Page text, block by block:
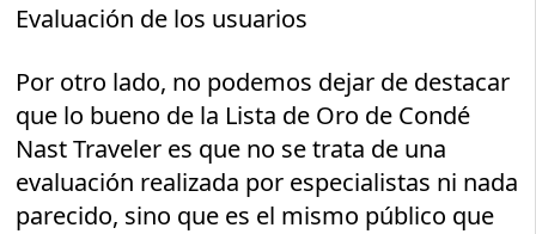
Evaluación de los usuarios
Por otro lado, no podemos dejar de destacar
que lo bueno de la Lista de Oro de Condé
Nast Traveler es que no se trata de una
evaluación realizada por especialistas ni nada
parecido, sino que es el mismo público que